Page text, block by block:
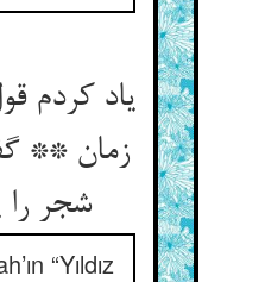
یاد کردم
زمان **
شجر
“Yıldız